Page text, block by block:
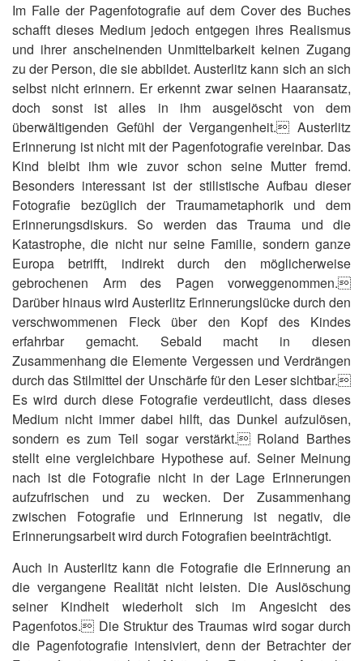
Im Falle der Pagenfotografie auf dem Cover des Buches
schafft dieses Medium jedoch entgegen ihres Realismus
und ihrer anscheinenden Unmittelbarkeit keinen Zugang
zu der Person, die sie abbildet. Austerlitz kann sich an sich
selbst nicht erinnern. Er erkennt zwar seinen Haaransatz,
doch sonst ist alles in ihm ausgelöscht von dem
überwältigenden Gefühl der Vergangenheit. Austerlitz
Erinnerung ist nicht mit der Pagenfotografie vereinbar. Das
Kind bleibt ihm wie zuvor schon seine Mutter fremd.
Besonders interessant ist der stilistische Aufbau dieser
Fotografie bezüglich der Traumametaphorik und dem
Erinnerungsdiskurs. So werden das Trauma und die
Katastrophe, die nicht nur seine Familie, sondern ganze
Europa betrifft, indirekt durch den möglicherweise
gebrochenen Arm des Pagen vorweggenommen.
Darüber hinaus wird Austerlitz Erinnerungslücke durch den
verschwommenen Fleck über den Kopf des Kindes
erfahrbar gemacht. Sebald macht in diesen
Zusammenhang die Elemente Vergessen und Verdrängen
durch das Stilmittel der Unschärfe für den Leser sichtbar.
Es wird durch diese Fotografie verdeutlicht, dass dieses
Medium nicht immer dabei hilft, das Dunkel aufzulösen,
sondern es zum Teil sogar verstärkt. Roland Barthes
stellt eine vergleichbare Hypothese auf. Seiner Meinung
nach ist die Fotografie nicht in der Lage Erinnerungen
aufzufrischen und zu wecken. Der Zusammenhang
zwischen Fotografie und Erinnerung ist negativ, die
Erinnerungsarbeit wird durch Fotografien beeinträchtigt.
Auch in Austerlitz kann die Fotografie die Erinnerung an
die vergangene Realität nicht leisten. Die Auslöschung
seiner Kindheit wiederholt sich im Angesicht des
Pagenfotos. Die Struktur des Traumas wird sogar durch
die Pagenfotografie intensiviert, denn der Betrachter der